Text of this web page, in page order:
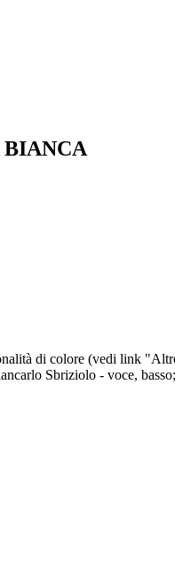
di colore (vedi link
Sbriziolo - voce,